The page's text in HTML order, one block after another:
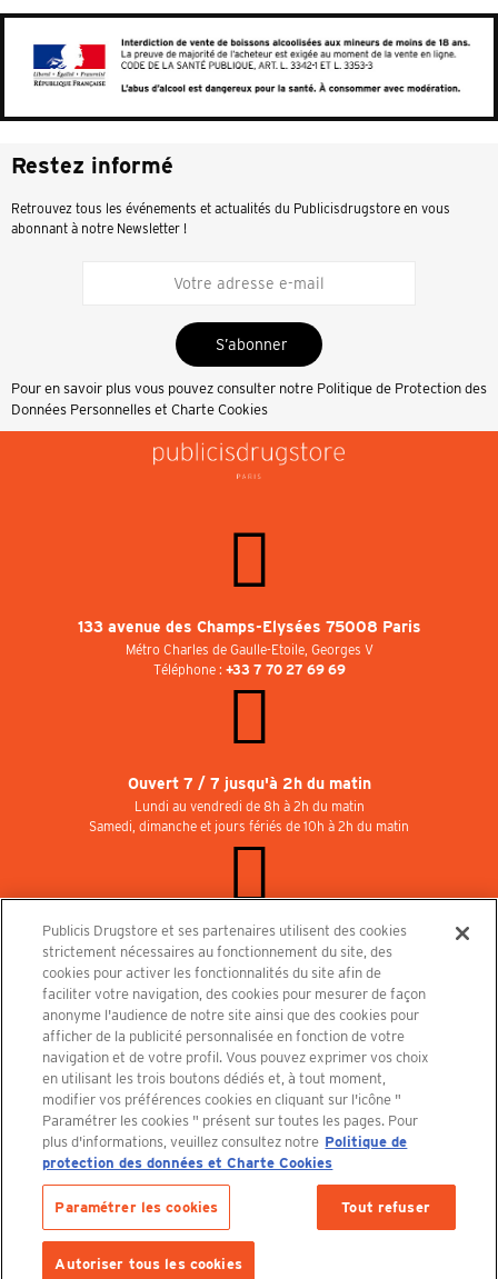
AJOUTER AU PANIER
Restez informé
Retrouvez tous les événements et actualités du Publicisdrugstore en vous
abonnant à notre Newsletter !
S’abonner
Pour en savoir plus vous pouvez consulter notre Politique de Protection des
Données Personnelles et Charte Cookies
133 avenue des Champs-Elysées 75008 Paris
Métro Charles de Gaulle-Etoile, Georges V
Téléphone : +33 7 70 27 69 69
Ouvert 7 / 7 jusqu'à 2h du matin
Lundi au vendredi de 8h à 2h du matin
Samedi, dimanche et jours fériés de 10h à 2h du matin
Rejoignez-nous au Publicisdrugstore !
Nous recrutons pour les boutiques, le restaurant et le cinéma. Contactez-nous :
recrutement@publicisdrugstore.com
Conditions générales de vente
Mentions légales
Politique de Protection des Données Personnelles et Charte
Cookies
Découvrez le PUBLICISDRUGSTORE
Publicis Drugstore et ses partenaires utilisent des cookies
strictement nécessaires au fonctionnement du site, des
cookies pour activer les fonctionnalités du site afin de
faciliter votre navigation, des cookies pour mesurer de façon
anonyme l'audience de notre site ainsi que des cookies pour
afficher de la publicité personnalisée en fonction de votre
navigation et de votre profil. Vous pouvez exprimer vos choix
en utilisant les trois boutons dédiés et, à tout moment,
modifier vos préférences cookies en cliquant sur l'icône "
Paramétrer les cookies " présent sur toutes les pages. Pour
plus d'informations, veuillez consultez notre Politique de
protection des données et Charte Cookies
Paramétrer les cookies Tout refuser
Autoriser tous les cookies